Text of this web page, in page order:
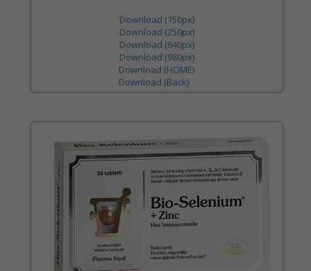
Download (150px)
Download (250px)
Download (640px)
Download (980px)
Download (HOME)
Download (Back)